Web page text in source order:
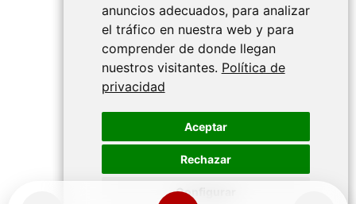
anuncios adecuados, para analizar
el tráfico en nuestra web y para
comprender de donde llegan
nuestros visitantes. Política de
privacidad
Aceptar
Rechazar
Configurar
anuncios adecuados, para analizar
el tráfico en nuestra web y para
comprender de donde llegan
nuestros visitantes. Política de
privacidad
Aceptar
Rechazar
Configurar